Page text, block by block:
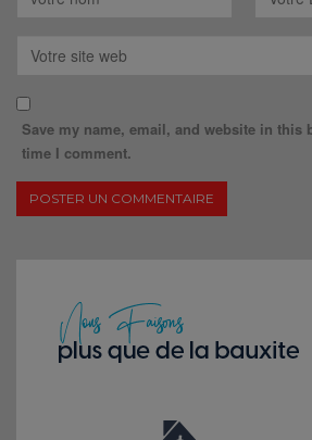
Save my name, email, and website in this
time I comment.